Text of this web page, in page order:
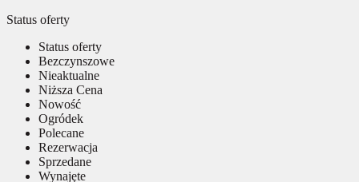
Status oferty
Status oferty
Bezczynszowe
Nieaktualne
Niższa Cena
Nowość
Ogródek
Polecane
Rezerwacja
Sprzedane
Wynajęte